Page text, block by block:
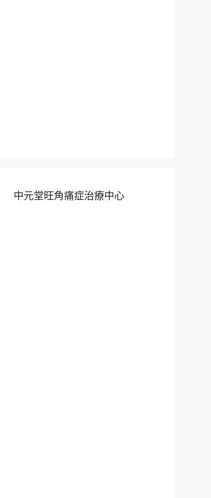
中元堂旺角痛症治療中心